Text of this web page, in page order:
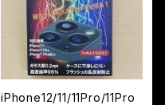
iPhone12/11/11Pro/11Pro